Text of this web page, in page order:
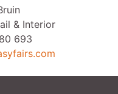
& Interior
693